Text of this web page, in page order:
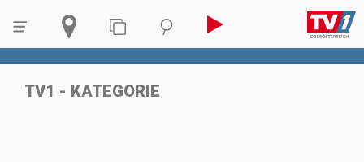
TV1 - KATEGORIE